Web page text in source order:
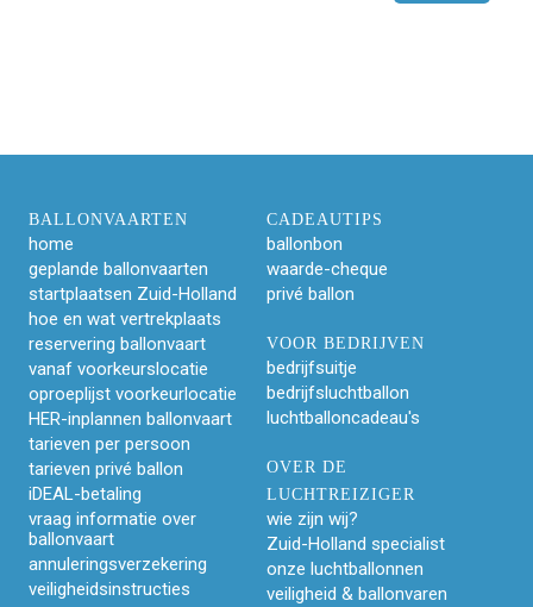
BALLONVAARTEN
home
geplande ballonvaarten
startplaatsen Zuid-Holland
hoe en wat vertrekplaats
reservering ballonvaart
vanaf voorkeurslocatie
oproeplijst voorkeurlocatie
HER-inplannen ballonvaart
tarieven per persoon
tarieven privé ballon
iDEAL-betaling
vraag informatie over
ballonvaart
annuleringsverzekering
veiligheidsinstructies
CADEAUTIPS
ballonbon
waarde-cheque
privé ballon
VOOR BEDRIJVEN
bedrijfsuitje
bedrijfsluchtballon
luchtballoncadeau's
OVER DE
LUCHTREIZIGER
wie zijn wij?
Zuid-Holland specialist
onze luchtballonnen
veiligheid & ballonvaren